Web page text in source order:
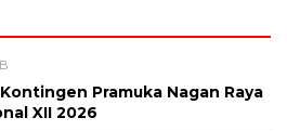
Pramuka Nagan Raya
XII 2026